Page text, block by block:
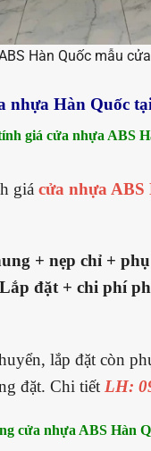
Hàn Quốc mẫu
nhựa Hàn Quốc
giá cửa nhựa ABS
giá cửa nhựa ABS
+ nẹp chỉ +
đặt + chi phí
lắp đặt còn
đặt. Chi tiết LH:
cửa nhựa ABS Hàn